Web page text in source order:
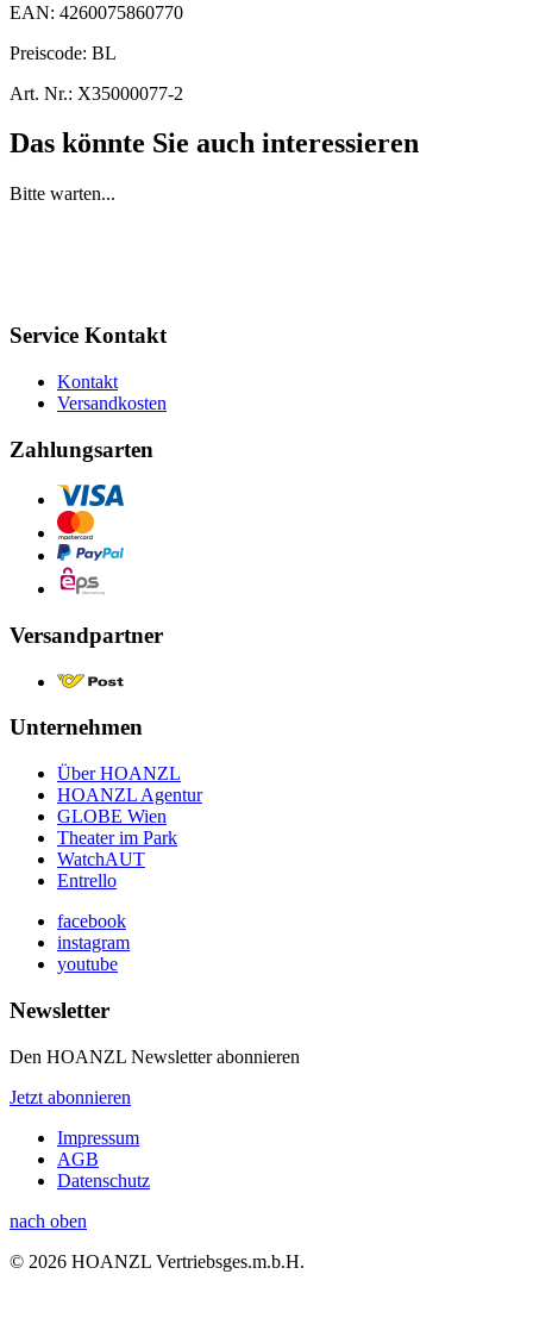
EAN: 4260075860770
Preiscode: BL
Art. Nr.: X35000077-2
Das könnte Sie auch interessieren
Bitte warten...
Service Kontakt
Kontakt
Versandkosten
Zahlungsarten
Versandpartner
Unternehmen
Über HOANZL
HOANZL Agentur
GLOBE Wien
Theater im Park
WatchAUT
Entrello
facebook
instagram
youtube
Newsletter
Den HOANZL Newsletter abonnieren
Jetzt abonnieren
Impressum
AGB
Datenschutz
nach oben
© 2026 HOANZL Vertriebsges.m.b.H.